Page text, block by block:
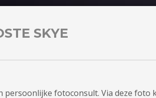
SKYE
persoonlijke fotoconsult. Via deze foto